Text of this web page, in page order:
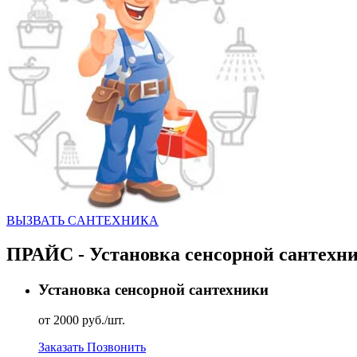
ВЫЗВАТЬ CАНТЕХНИКА
ПРАЙС - Установка сенсорной
Установка сенсорной сантехники
от 2000 руб./шт.
Заказать Позвонить